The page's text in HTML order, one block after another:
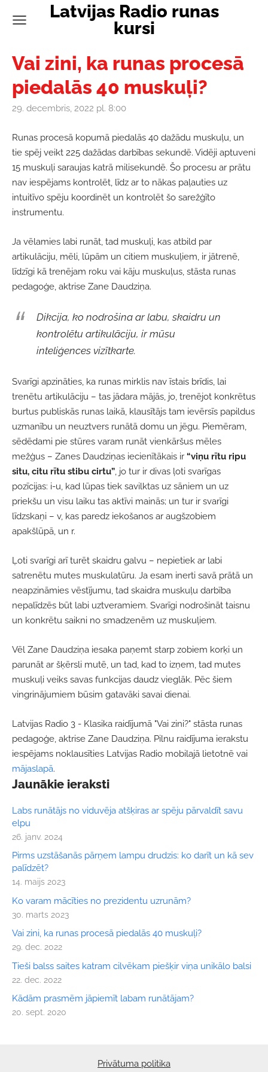
Latvijas Radio runas
kursi
Jaunākie ieraksti
Labs runātājs no viduvēja atšķiras ar spēju pārvaldīt savu
elpu
26. janv. 2024
Pirms uzstāšanās pārņem lampu drudzis: ko darīt un kā sev
palīdzēt?
14. maijs 2023
Ko varam mācīties no prezidentu uzrunām?
30. marts 2023
Vai zini, ka runas procesā piedalās 40 muskuļi?
29. dec. 2022
Tieši balss saites katram cilvēkam piešķir viņa unikālo balsi
22. dec. 2022
Kādām prasmēm jāpiemīt labam runātājam?
20. sept. 2020
Vai zini, ka runas procesā
piedalās 40 muskuļi?
29. decembris, 2022 pl. 8:00
Runas procesā kopumā piedalās 40 dažādu muskuļu, un
tie spēj veikt 225 dažādas darbības sekundē. Vidēji aptuveni
15 muskuļi saraujas katrā milisekundē. Šo procesu ar prātu
nav iespējams kontrolēt, līdz ar to nākas paļauties uz
intuitīvo spēju koordinēt un kontrolēt šo sarežģīto
instrumentu.
Ja vēlamies labi runāt, tad muskuļi, kas atbild par
artikulāciju, mēli, lūpām un citiem muskuļiem, ir jātrenē,
līdzīgi kā trenējam roku vai kāju muskuļus, stāsta runas
pedagoģe, aktrise Zane Daudziņa.
Dikcija, ko nodrošina ar labu, skaidru un
kontrolētu artikulāciju, ir mūsu
inteliģences vizītkarte.
Svarīgi apzināties, ka runas mirklis nav īstais brīdis, lai
trenētu artikulāciju – tas jādara mājās, jo, trenējot konkrētus
burtus publiskās runas laikā, klausītājs tam ievērsīs papildus
uzmanību un neuztvers runātā domu un jēgu. Piemēram,
sēdēdami pie stūres varam runāt vienkāršus mēles
mežģus – Zanes Daudziņas iecienītākais ir “viņu rītu ripu
situ, citu rītu stibu cirtu”, jo tur ir divas ļoti svarīgas
pozīcijas: i-u, kad lūpas tiek savilktas uz sāniem un uz
priekšu un visu laiku tas aktīvi mainās; un tur ir svarīgi
līdzskaņi – v, kas paredz iekošanos ar augšzobiem
apakšlūpā, un r.
Ļoti svarīgi arī turēt skaidru galvu – nepietiek ar labi
satrenētu mutes muskulatūru. Ja esam inerti savā prātā un
neapzināmies vēstījumu, tad skaidra muskuļu darbība
nepalīdzēs būt labi uztveramiem. Svarīgi nodrošināt taisnu
un konkrētu saikni no smadzenēm uz muskuļiem.
Vēl Zane Daudziņa iesaka paņemt starp zobiem korķi un
parunāt ar šķērsli mutē, un tad, kad to izņem, tad mutes
muskuļi veiks savas funkcijas daudz vieglāk. Pēc šiem
vingrinājumiem būsim gatavāki savai dienai.
Latvijas Radio 3 - Klasika raidījumā "Vai zini?" stāsta runas
pedagoģe, aktrise Zane Daudziņa. Pilnu raidījuma ierakstu
iespējams noklausīties Latvijas Radio mobilajā lietotnē vai
mājaslapā.
Privātuma politika